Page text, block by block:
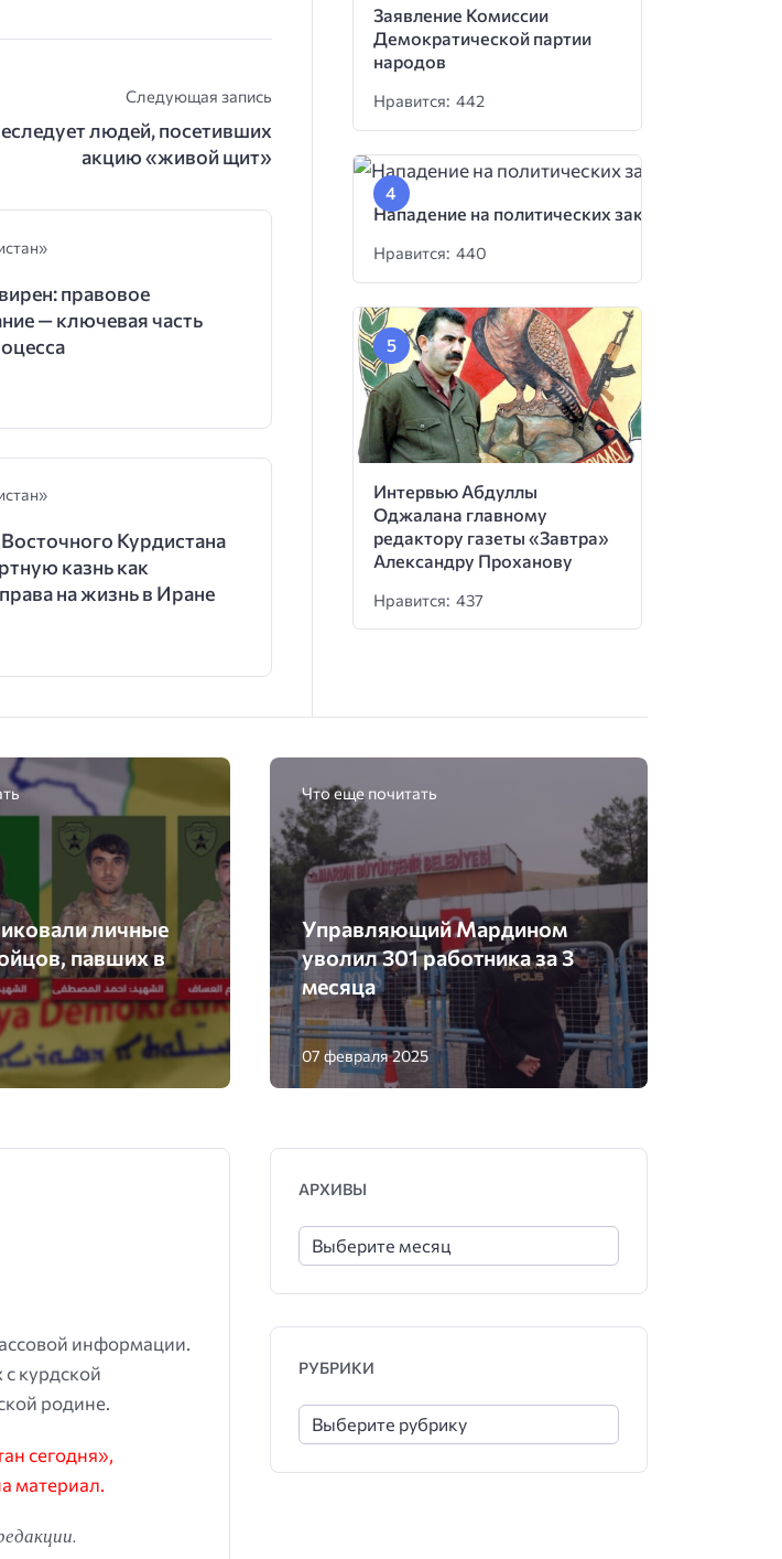
Следующая запись
людей, посетивших
акцию «живой щит»
правовое
— ключевая часть
Курдистана
казнь как
на жизнь в Иране
Заявление Комиссии
Демократической партии
народов
Нравится: 442
Нападение на политических заключенных
Нравится: 440
Интервью Абдуллы
Оджалана главному
редактору газеты «Завтра»
Александру Проханову
Нравится: 437
личные
павших в
Что еще почитать
Управляющий Мардином
уволил 301 работника за 3
месяца
07 февраля 2025
информации.
с курдской
родине.
сегодня»,
материал.
АРХИВЫ
РУБРИКИ